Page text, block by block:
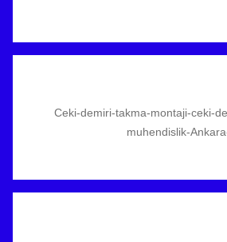
Ceki-demiri-takma-montaji-ceki-
muhendislik-